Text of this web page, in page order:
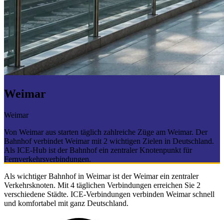
Weimar
Weimar
Von Weimar aus starten täglich zahlreiche Züge am Weimar. Der
Bahnhof verbindet Weimar mit 2 wichtigen Zielen in Deutschland.
Als ICE-Hub ist der Bahnhof ein zentraler Knotenpunkt für
Fernverkehrsverbindungen.
Als wichtiger Bahnhof in Weimar ist der Weimar ein zentraler
Verkehrsknoten. Mit 4 täglichen Verbindungen erreichen Sie 2
verschiedene Städte. ICE-Verbindungen verbinden Weimar schnell
und komfortabel mit ganz Deutschland.